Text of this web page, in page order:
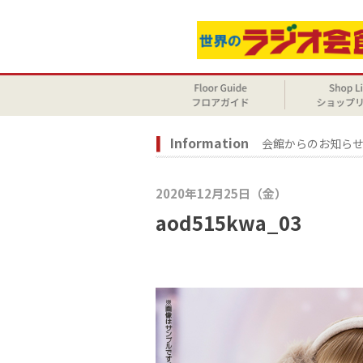
Information 会館からのお知らせ
2020年12月25日（金）
aod515kwa_03